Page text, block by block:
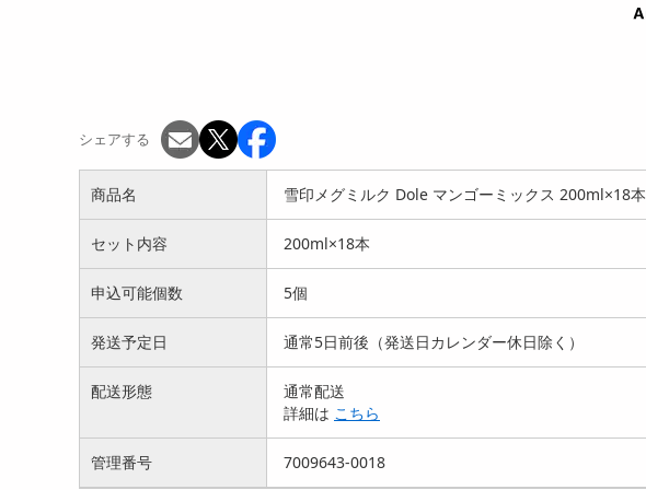
シェアする
商品名 雪印メグミルク Dole マンゴーミックス 200ml×18本
セット内容 200ml×18本
申込可能個数 5個
発送予定日 通常5日前後（発送日カレンダー休日除く）
配送形態
通常配送
詳細は こちら
管理番号 7009643-0018